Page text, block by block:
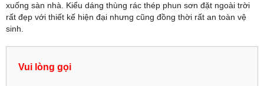
xuống sàn nhà. Kiểu dáng thùng rác thép phun sơn đặt ngoài trời
rất đẹp với thiết kế hiện đại nhưng cũng đồng thời rất an toàn vệ
sinh.
Vui lòng gọi